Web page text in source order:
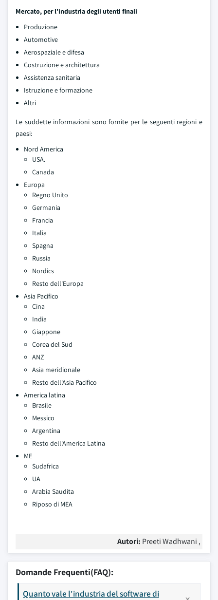
Mercato, per l'industria degli utenti finali
Produzione
Automotive
Aerospaziale e difesa
Costruzione e architettura
Assistenza sanitaria
Istruzione e formazione
Altri
Le suddette informazioni sono fornite per le seguenti regioni e
paesi:
Nord America
USA.
Canada
Europa
Regno Unito
Germania
Francia
Italia
Spagna
Russia
Nordics
Resto dell'Europa
Asia Pacifico
Cina
India
Giappone
Corea del Sud
ANZ
Asia meridionale
Resto dell'Asia Pacifico
America latina
Brasile
Messico
Argentina
Resto dell'America Latina
ME
Sudafrica
UA
Arabia Saudita
Riposo di MEA
Autori: Preeti Wadhwani ,
Domande Frequenti(FAQ):
Quanto vale l'industria del software di